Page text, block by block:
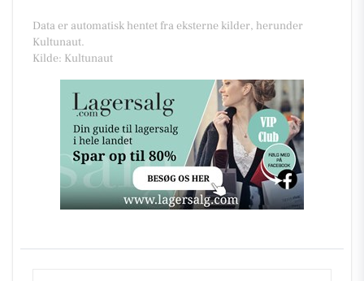
Data er automatisk hentet fra eksterne kilder, herunder
Kultunaut.
Kilde: Kultunaut